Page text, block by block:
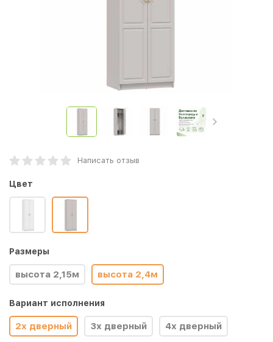
Написать отзыв
Цвет
Размеры
высота 2,15м высота 2,4м
Вариант исполнения
2х дверный 3х дверный 4х дверный